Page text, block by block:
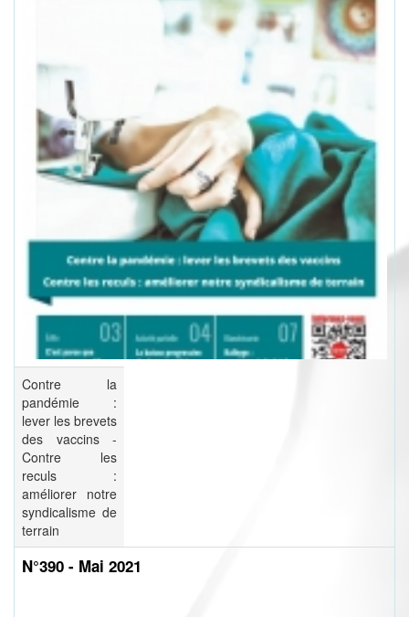
Contre la
pandémie :
lever les brevets
des vaccins -
Contre les
reculs :
améliorer notre
syndicalisme de
terrain
N°390 - Mai 2021